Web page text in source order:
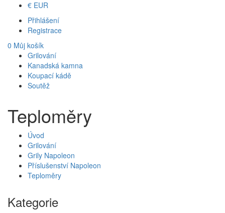
€ EUR
Přihlášení
Registrace
0 Můj košík
Grilování
Kanadská kamna
Koupací kádě
Soutěž
Teploměry
Úvod
Grilování
Grily Napoleon
Příslušenství Napoleon
Teploměry
Kategorie